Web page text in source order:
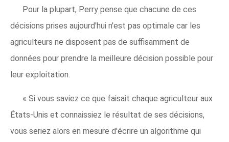
Pour la plupart, Perry pense que chacune de ces
décisions prises aujourd'hui n'est pas optimale car les
agriculteurs ne disposent pas de suffisamment de
données pour prendre la meilleure décision possible pour
leur exploitation.
« Si vous saviez ce que faisait chaque agriculteur aux
États-Unis et connaissiez le résultat de ses décisions,
vous seriez alors en mesure d'écrire un algorithme qui